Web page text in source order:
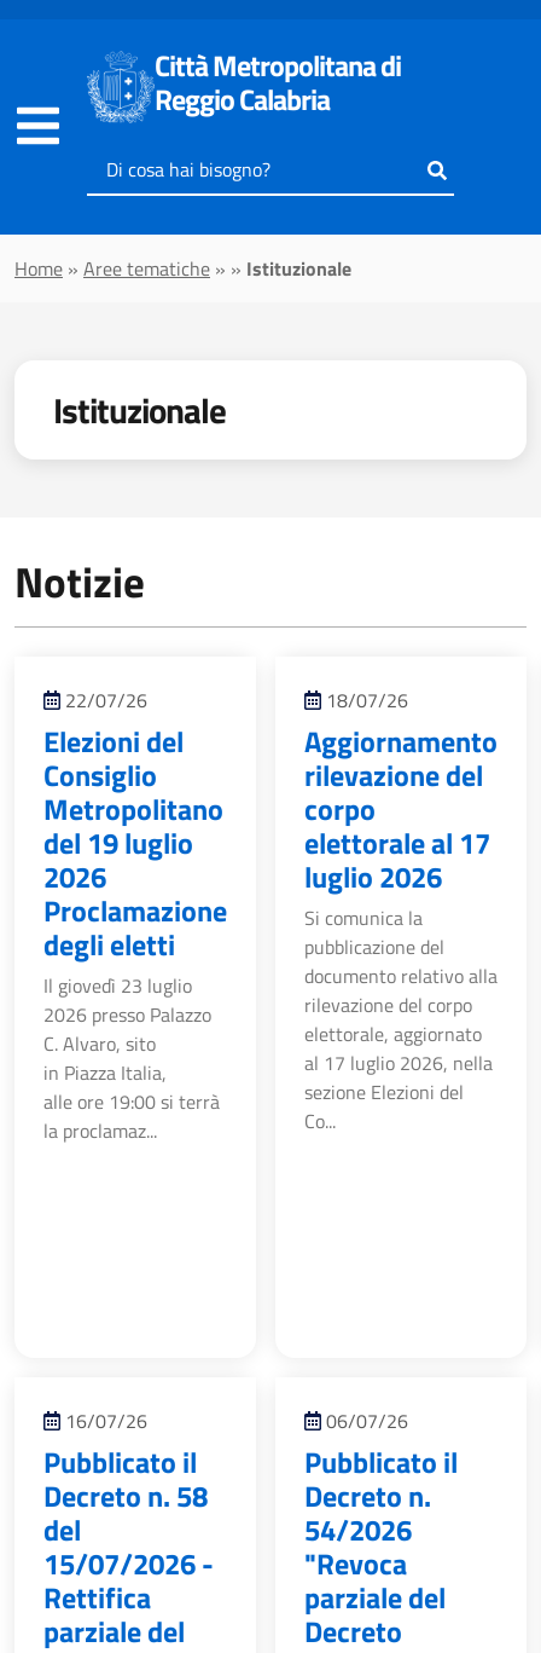
Città Metropolitana di
Reggio Calabria
Inserisci
il
cercare
Home » Aree tematiche » » Istituzionale
Istituzionale
Notizie
22/07/26
Elezioni del
Consiglio
Metropolitano
del 19 luglio
2026
Proclamazione
degli eletti
Il giovedì 23 luglio
2026 presso Palazzo
C. Alvaro, sito
in Piazza Italia,
alle ore 19:00 si terrà
la proclamaz...
18/07/26
Aggiornamento
rilevazione del
corpo
elettorale al 17
luglio 2026
Si comunica la
pubblicazione del
documento relativo alla
rilevazione del corpo
elettorale, aggiornato
al 17 luglio 2026, nella
sezione Elezioni del
Co...
16/07/26
Pubblicato il
Decreto n. 58
del
15/07/2026 -
Rettifica
parziale del
06/07/26
Pubblicato il
Decreto n.
54/2026
"Revoca
parziale del
Decreto